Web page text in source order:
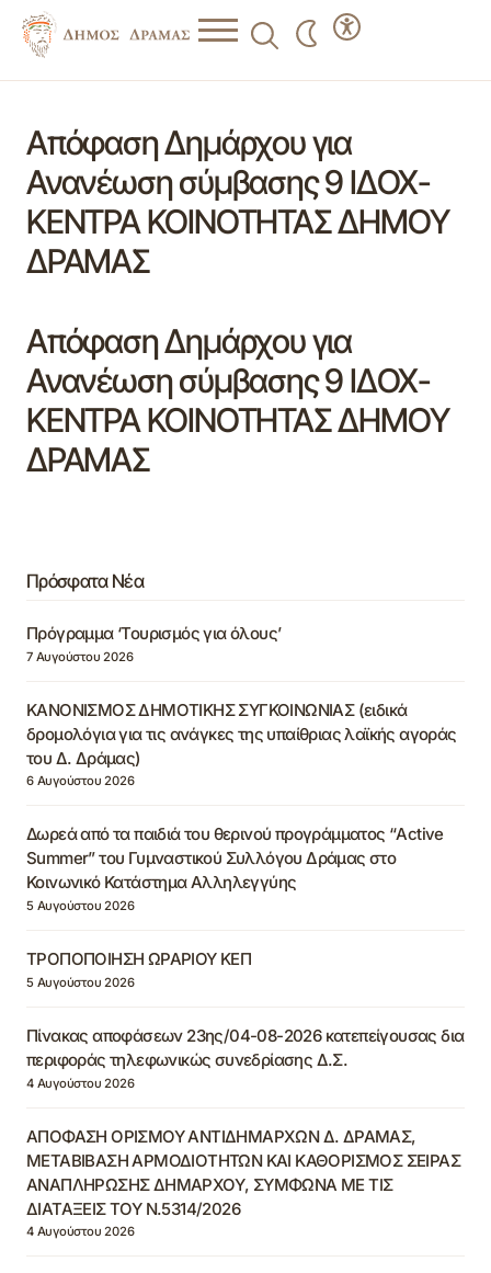
Απόφαση Δημάρχου για
Ανανέωση σύμβασης 9 ΙΔΟΧ-
ΚΕΝΤΡΑ ΚΟΙΝΟΤΗΤΑΣ ΔΗΜΟΥ
ΔΡΑΜΑΣ
Απόφαση Δημάρχου για
Ανανέωση σύμβασης 9 ΙΔΟΧ-
ΚΕΝΤΡΑ ΚΟΙΝΟΤΗΤΑΣ ΔΗΜΟΥ
ΔΡΑΜΑΣ
Πρόσφατα Νέα
Πρόγραμμα ‘Τουρισμός για όλους’
7 Αυγούστου 2026
ΚΑΝΟΝΙΣΜΟΣ ΔΗΜΟΤΙΚΗΣ ΣΥΓΚΟΙΝΩΝΙΑΣ (ειδικά
δρομολόγια για τις ανάγκες της υπαίθριας λαϊκής αγοράς
του Δ. Δράμας)
6 Αυγούστου 2026
Δωρεά από τα παιδιά του θερινού προγράμματος “Active
Summer” του Γυμναστικού Συλλόγου Δράμας στο
Κοινωνικό Κατάστημα Αλληλεγγύης
5 Αυγούστου 2026
ΤΡΟΠΟΠΟΙΗΣΗ ΩΡΑΡΙΟΥ ΚΕΠ
5 Αυγούστου 2026
Πίνακας αποφάσεων 23ης/04-08-2026 κατεπείγουσας δια
περιφοράς τηλεφωνικώς συνεδρίασης Δ.Σ.
4 Αυγούστου 2026
ΑΠΟΦΑΣΗ ΟΡΙΣΜΟΥ ΑΝΤΙΔΗΜΑΡΧΩΝ Δ. ΔΡΑΜΑΣ,
ΜΕΤΑΒΙΒΑΣΗ ΑΡΜΟΔΙΟΤΗΤΩΝ ΚΑΙ ΚΑΘΟΡΙΣΜΟΣ ΣΕΙΡΑΣ
ΑΝΑΠΛΗΡΩΣΗΣ ΔΗΜΑΡΧΟΥ, ΣΥΜΦΩΝΑ ΜΕ ΤΙΣ
ΔΙΑΤΑΞΕΙΣ ΤΟΥ Ν.5314/2026
4 Αυγούστου 2026